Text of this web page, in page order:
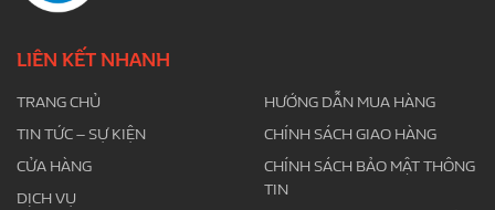
LIÊN KẾT NHANH
TRANG CHỦ
TIN TỨC – SỰ KIỆN
CỬA HÀNG
DỊCH VỤ
HƯỚNG DẪN MUA HÀNG
CHÍNH SÁCH GIAO HÀNG
CHÍNH SÁCH BẢO MẬT THÔNG
TIN